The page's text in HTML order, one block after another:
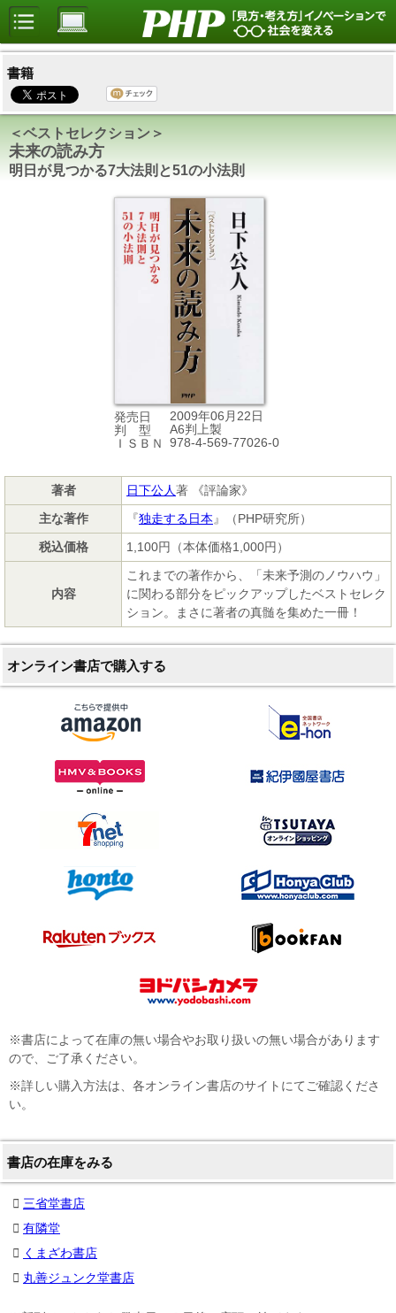
書籍
＜ベストセレクション＞
未来の読み方
明日が見つかる7大法則と51の小法則
発売日
2009年06月22日
判 型
A6判上製
ＩＳＢＮ
978-4-569-77026-0
著者 日下公人著 《評論家》
主な著作
『独走する日本 』（PHP研究所）
税込価格
1,100円（本体価格1,000円）
内容
これまでの著作から、「未来予測のノウハウ」
に関わる部分をピックアップしたベストセレク
ション。まさに著者の真髄を集めた一冊！
オンライン書店で購入する
※書店によって在庫の無い場合やお取り扱いの無い場合があります
ので、ご了承ください。
※詳しい購入方法は、各オンライン書店のサイトにてご確認くださ
い。
書店の在庫をみる
三省堂書店
有隣堂
くまざわ書店
丸善ジュンク堂書店